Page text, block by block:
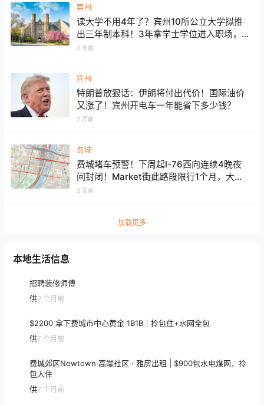
宾州
读大学不用4年了？宾州10所公立大学拟推
出三年制本科！3年拿学士学位进入职场，
学费省下一大笔
2 周前
宾州
特朗普放狠话：伊朗将付出代价！国际油价
又涨了！宾州开电车一年能省下多少钱？
2 周前
费城
费城堵车预警！下周起I-76西向连续4晚夜
间封闭！Market街此路段限行1个月，大桥
将关闭14个月！施工预计持续4年
3 周前
加载更多
本地生活信息
招聘装修师傅
供2 个月前
$2200 拿下费城市中心黄金 1B1B｜拎包住+水网全包
供7 个月前
费城郊区Newtown 高端社区 · 雅房出租 | $900包水电煤网，拎
包入住
供7 个月前